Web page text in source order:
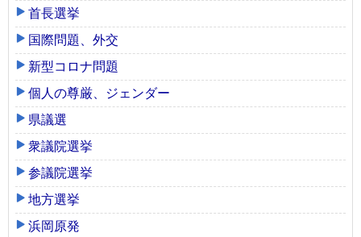
首長選挙
国際問題、外交
新型コロナ問題
個人の尊厳、ジェンダー
県議選
衆議院選挙
参議院選挙
地方選挙
浜岡原発